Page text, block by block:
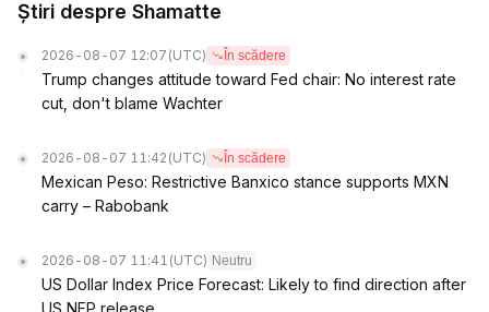
Știri despre Shamatte
2026-08-07 12:07 (UTC) În scădere
Trump changes attitude toward Fed chair: No interest rate
cut, don't blame Wachter
2026-08-07 11:42 (UTC) În scădere
Mexican Peso: Restrictive Banxico stance supports MXN
carry – Rabobank
2026-08-07 11:41 (UTC) Neutru
US Dollar Index Price Forecast: Likely to find direction after
US NFP release